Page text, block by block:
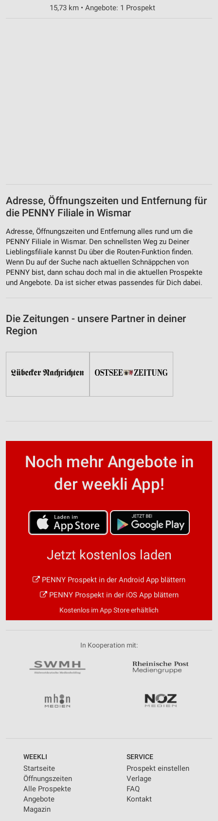
15,73 km • Angebote: 1 Prospekt
Adresse, Öffnungszeiten und Entfernung für
die PENNY Filiale in Wismar
Adresse, Öffnungszeiten und Entfernung alles rund um die
PENNY Filiale in Wismar. Den schnellsten Weg zu Deiner
Lieblingsfiliale kannst Du über die Routen-Funktion finden.
Wenn Du auf der Suche nach aktuellen Schnäppchen von
PENNY bist, dann schau doch mal in die aktuellen Prospekte
und Angebote. Da ist sicher etwas passendes für Dich dabei.
Die Zeitungen - unsere Partner in deiner
Region
Noch mehr Angebote in
der weekli App!
Jetzt kostenlos laden
PENNY Prospekt in der Android App blättern
PENNY Prospekt in der iOS App blättern
Kostenlos im App Store erhältlich
In Kooperation mit:
WEEKLI
Startseite
Öffnungszeiten
Alle Prospekte
Angebote
Magazin
SERVICE
Prospekt einstellen
Verlage
FAQ
Kontakt